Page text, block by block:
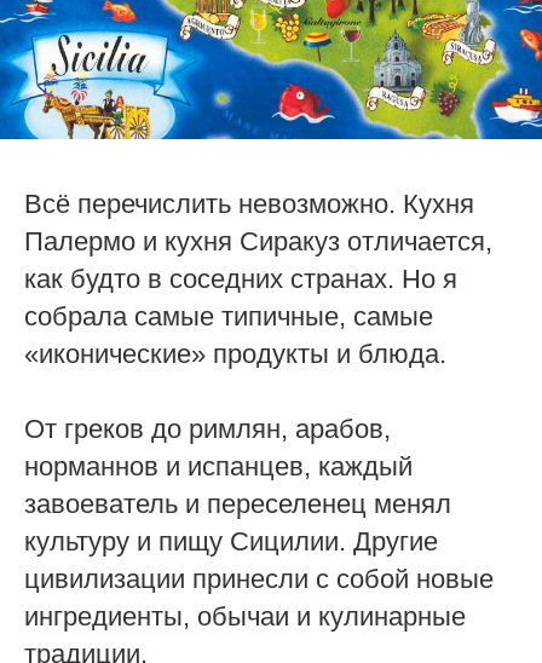
Всё перечислить невозможно. Кухня
Палермо и кухня Сиракуз отличается,
как будто в соседних странах. Но я
собрала самые типичные, самые
«иконические» продукты и блюда.
От греков до римлян, арабов,
норманнов и испанцев, каждый
завоеватель и переселенец менял
культуру и пищу Сицилии. Другие
цивилизации принесли с собой новые
ингредиенты, обычаи и кулинарные
традиции.